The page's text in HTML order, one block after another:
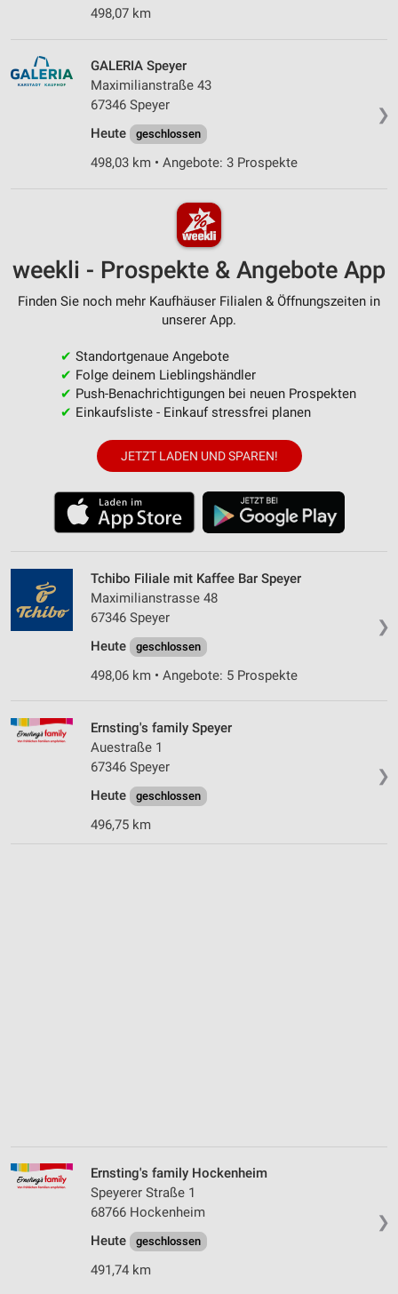
498,07 km
❯
GALERIA Speyer
Maximilianstraße 43
67346 Speyer
Heute
geschlossen
498,03 km • Angebote: 3 Prospekte
weekli - Prospekte & Angebote App
Finden Sie noch mehr Kaufhäuser Filialen & Öffnungszeiten in
unserer App.
✔ Standortgenaue Angebote
✔ Folge deinem Lieblingshändler
✔ Push-Benachrichtigungen bei neuen Prospekten
✔ Einkaufsliste - Einkauf stressfrei planen
JETZT LADEN UND SPAREN!
❯
Tchibo Filiale mit Kaffee Bar Speyer
Maximilianstrasse 48
67346 Speyer
Heute
geschlossen
498,06 km • Angebote: 5 Prospekte
❯
Ernsting's family Speyer
Auestraße 1
67346 Speyer
Heute
geschlossen
496,75 km
❯
Ernsting's family Hockenheim
Speyerer Straße 1
68766 Hockenheim
Heute
geschlossen
491,74 km